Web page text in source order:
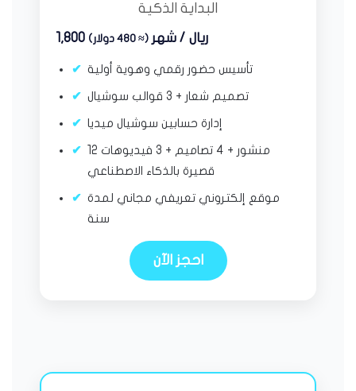
البداية الذكية
1,800 ريال / شهر (≈ 480 دولار)
تأسيس حضور رقمي وهوية أولية
تصميم شعار + 3 قوالب سوشيال
إدارة حسابين سوشيال ميديا
12 منشور + 4 تصاميم + 3 فيديوهات
قصيرة بالذكاء الاصطناعي
موقع إلكتروني تعريفي مجاني لمدة
سنة
احجز الآن